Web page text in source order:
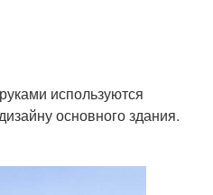
используются
основного здания.